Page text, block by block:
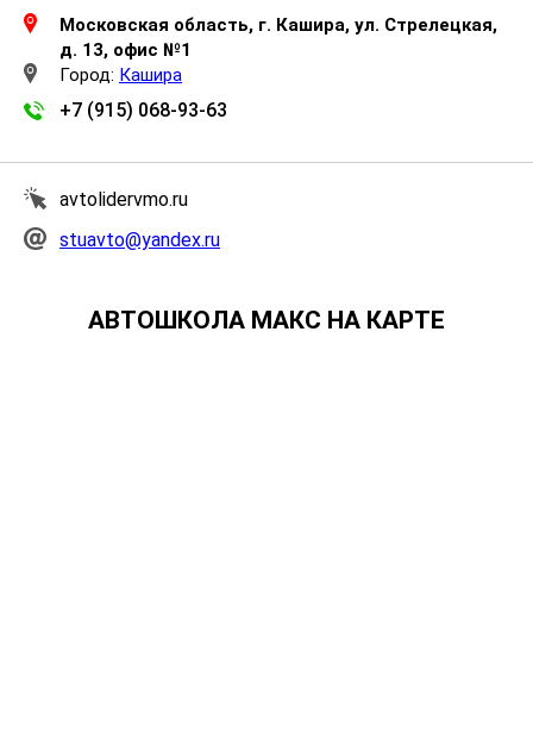
Московская область, г. Кашира, ул. Стрелецкая,
д. 13, офис №1
Город: Кашира
+7 (915) 068-93-63
avtolidervmo.ru
stuavto@yandex.ru
АВТОШКОЛА МАКС НА КАРТЕ